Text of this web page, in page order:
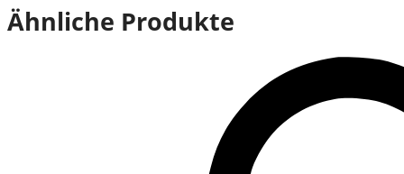
Ähnliche Produkte